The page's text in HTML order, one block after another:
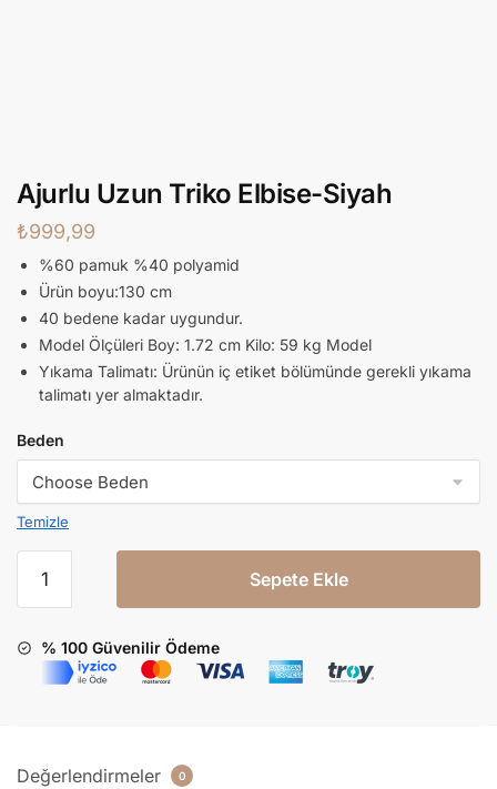
Ajurlu Uzun Triko Elbise-Siyah
₺999,99
%60 pamuk %40 polyamid
Ürün boyu:130 cm
40 bedene kadar uygundur.
Model Ölçüleri Boy: 1.72 cm Kilo: 59 kg Model
Yıkama Talimatı: Ürünün iç etiket bölümünde gerekli yıkama
talimatı yer almaktadır.
Beden
Temizle
Sepete Ekle
% 100 Güvenilir Ödeme
Değerlendirmeler 0